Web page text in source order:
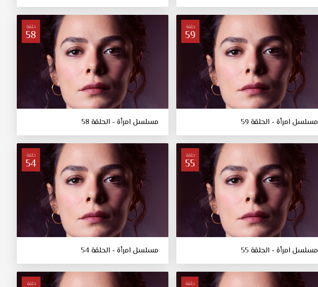
حلقة
59
مسلسل امرأة - الحلقة 59
حلقة
58
مسلسل امرأة - الحلقة 58
حلقة
55
مسلسل امرأة - الحلقة 55
حلقة
54
مسلسل امرأة - الحلقة 54
حلقة حلقة